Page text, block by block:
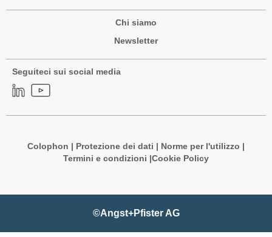
Chi siamo
Newsletter
Seguiteci sui social media
Colophon | Protezione dei dati | Norme per l'utilizzo |
Termini e condizioni |Cookie Policy
©Angst+Pfister AG